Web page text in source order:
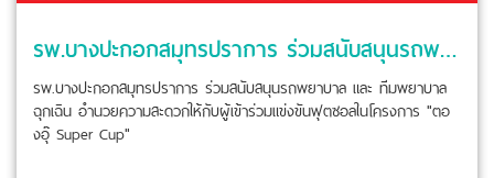
รพ.บางปะกอกสมุทรปราการ ร่วมสนับสนุนรถพยาบาล และทีมพยาบาลฉุกเฉิน
รพ.บางปะกอกสมุทรปราการ ร่วมสนับสนุนรถพยาบาล และ ทีมพยาบาล
ฉุกเฉิน อำนวยความสะดวกให้กับผู้เข้าร่วมแข่งขันฟุตซอลในโครงการ "ตอ
งอุ๊ Super Cup"